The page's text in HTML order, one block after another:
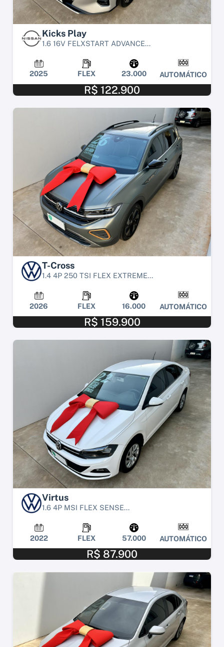
Kicks Play
1.6 16V FELXSTART ADVANCE...
2025 FLEX 23.000 AUTOMÁTICO
R$ 122.900
T-Cross
1.4 4P 250 TSI FLEX EXTREME...
2026 FLEX 16.000 AUTOMÁTICO
R$ 159.900
Virtus
1.6 4P MSI FLEX SENSE...
2022 FLEX 57.000 AUTOMÁTICO
R$ 87.900